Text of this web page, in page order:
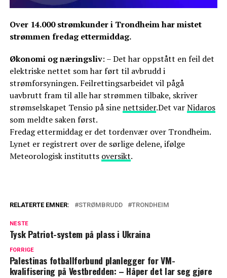
Over 14.000 strømkunder i Trondheim har mistet
strømmen fredag ettermiddag.
Økonomi og næringsliv: – Det har oppstått en feil det
elektriske nettet som har ført til avbrudd i
strømforsyningen. Feilrettingsarbeidet vil pågå
uavbrutt fram til alle har strømmen tilbake, skriver
strømselskapet Tensio på sine nettsider.Det varNidaros
som meldte saken først.
Fredag ettermiddag er det tordenvær over Trondheim.
Lynet er registrert over de sørlige delene, ifølge
Meteorologisk institutts oversikt.
RELATERTE EMNER: STRØMBRUDD TRONDHEIM
NESTE
Tysk Patriot-system på plass i Ukraina
FORRIGE
Palestinas fotballforbund planlegger for VM-
kvalifisering på Vestbredden: – Håper det lar seg gjøre